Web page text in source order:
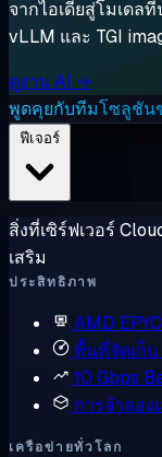
จากไอเดียสู่โมเดล
vLLM และ TGI
ดูงาน AI →
พูดคุยกับทีมโซลูชัน
สิ่งที่เซิร์ฟเวอร์
เสริม
ประสิทธิภาพ
AMD
พื้นที่จัดเก็
10 Gbps
การจำลอง
เครือข่ายทั่วโลก